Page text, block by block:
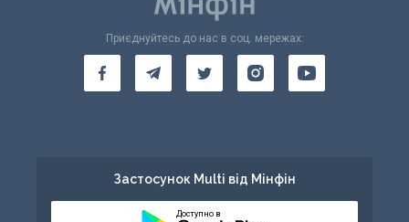
Приєднуйтесь до нас в соц. мережах:
Застосунок Multi від Мінфін
Доступно в